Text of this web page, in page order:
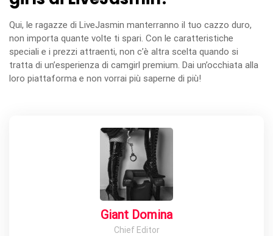
Qui, le ragazze di LiveJasmin manterranno il tuo cazzo duro,
non importa quante volte ti spari. Con le caratteristiche
speciali e i prezzi attraenti, non c’è altra scelta quando si
tratta di un’esperienza di camgirl premium. Dai un’occhiata alla
loro piattaforma e non vorrai più saperne di più!
Giant Domina
Chief Editor